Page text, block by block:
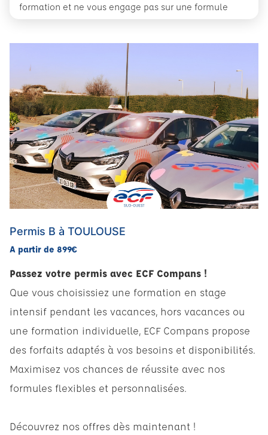
formation et ne vous engage pas sur une formule
Permis B à TOULOUSE
A partir de 899€
Passez votre permis avec ECF Compans !
Que vous choisissiez une formation en stage
intensif pendant les vacances, hors vacances ou
une formation individuelle, ECF Compans propose
des forfaits adaptés à vos besoins et disponibilités.
Maximisez vos chances de réussite avec nos
formules flexibles et personnalisées.
Découvrez nos offres dès maintenant !